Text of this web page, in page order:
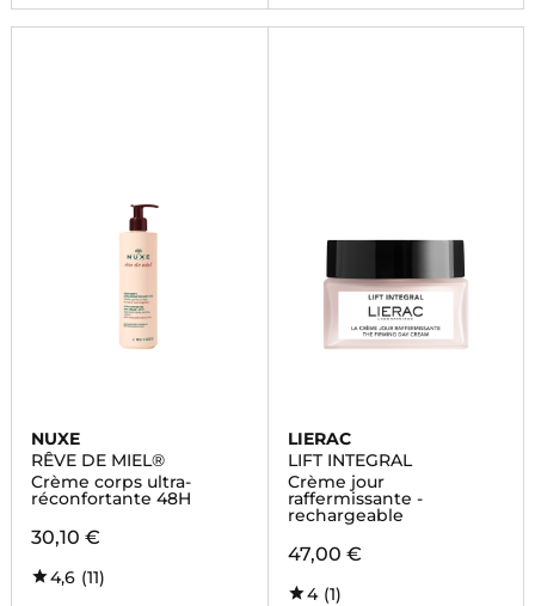
NUXE
RÊVE DE MIEL®
Crème corps ultra-
réconfortante 48H
30,10 €
4,6 (11)
LIERAC
LIFT INTEGRAL
Crème jour
raffermissante -
rechargeable
47,00 €
4 (1)